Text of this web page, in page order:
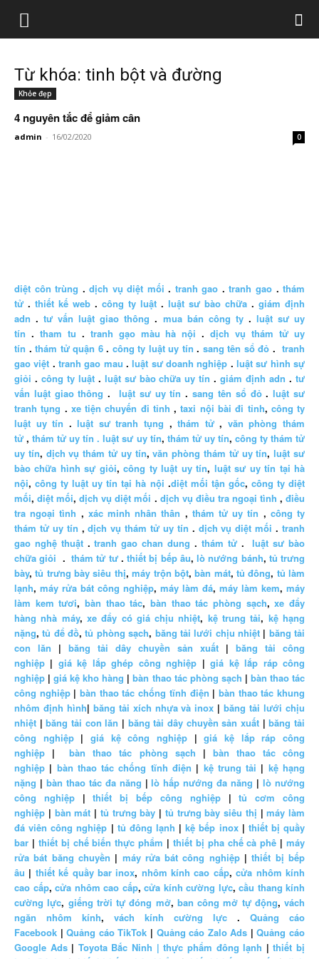
Từ khóa: tinh bột và đường
Khỏe đẹp
4 nguyên tắc để giảm cân
admin - 16/02/2020 0
diệt côn trùng .dịch vụ diệt mối . tranh gao .tranh gao .thám
tử . thiết kế web . công ty luật . luật sư bào chữa . giám định
adn .tư vấn luật giao thông . mua bán công ty. luật sư uy
tín . tham tu . tranh gạo màu hà nội .dịch vụ thám tử uy
tín .thám tử quận 6. công ty luật uy tín . sang tên sổ đỏ .tranh
gao việt .tranh gao mau .luật sư doanh nghiệp .luật sư hình sự
giỏi . công ty luật. luật sư bào chữa uy tín .giám định adn .tư
vấn luật giao thông . luật sư uy tín .sang tên sổ đỏ.luật sư
tranh tụng . xe tiện chuyến đi tỉnh ,taxi nội bài đi tỉnh, công ty
luật uy tín .luật sư tranh tụng ,thám tử, văn phòng thám
tử ,thám tử uy tín . luật sư uy tín, thám tử uy tín, công ty thám tử
uy tín, dịch vụ thám tử uy tín,văn phòng thám tử uy tín,luật sư
bào chữa hình sự giỏi,công ty luật uy tín, luật sư uy tín tại hà
nội,công ty luật uy tín tại hà nội .diệt mối tận gốc, công ty diệt
mối,diệt mối,dịch vụ diệt mối . dịch vụ điều tra ngoại tình ,điều
tra ngoại tình , xác minh nhân thân , thám tử uy tín , công ty
thám tử uy tín ,dịch vụ thám tử uy tín . dịch vụ diệt mối .tranh
gao nghệ thuật.tranh gao chan dung . thám tử.luật sư bào
chữa giỏi .thám tử tư.thiết bị bếp âu,lò nướng bánh, tủ trưng
bày,tủ trưng bày siêu thị,máy trộn bột,bàn mát, tủ đông, tủ làm
lạnh, máy rửa bát công nghiệp, máy làm đá, máy làm kem, máy
làm kem tươi,bàn thao tác,bàn thao tác phòng sạch,xe đẩy
hàng nhà máy, xe đẩy có giá chịu nhiệt, kệ trung tải, kệ hạng
nặng,tủ để đồ,tủ phòng sạch, băng tải lưới chịu nhiệt| băng tải
con lăn | băng tải dây chuyền sản xuất | băng tải công
nghiệp | giá kệ lắp ghép công nghiệp |giá kệ lắp ráp công
nghiệp |giá kệ kho hàng |bàn thao tác phòng sạch | bàn thao tác
công nghiệp|bàn thao tác chống tĩnh điện | bàn thao tác khung
nhôm định hình| băng tải xích nhựa và inox |băng tải lưới chịu
nhiệt |băng tải con lăn | băng tải dây chuyền sản xuất |băng tải
công nghiệp|giá kệ công nghiệp |giá kệ lắp ráp công
nghiệp |bàn thao tác phòng sạch | bàn thao tác công
nghiệp | bàn thao tác chống tĩnh điện | kệ trung tải | kệ hạng
nặng | bàn thao tác đa năng |lò hấp nướng đa năng |lò nướng
công nghiệp|thiết bị bếp công nghiệp|tủ cơm công
nghiệp | bàn mát | tủ trưng bày | tủ trưng bày siêu thị |máy làm
đá viên công nghiệp | tủ đông lạnh |kệ bếp inox| thiết bị quầy
bar | thiết bị chế biến thực phẩm | thiết bị pha chế cà phê | máy
rửa bát băng chuyền | máy rửa bát công nghiệp|thiết bị bếp
âu | thiết kế quầy bar inox, nhôm kính cao cấp,cửa nhôm kính
cao cấp, cửa nhôm cao cấp, cửa kính cường lực, cầu thang kính
cường lực, giếng trời tự đóng mở, ban công mở tự động, vách
ngăn nhôm kính, vách kính cường lực . Quảng cáo
Facebook |Quảng cáo TikTok | Quảng cáo Zalo Ads |Quảng cáo
Google Ads| Toyota Bắc Ninh | thực phẩm đông lạnh |thiết bị